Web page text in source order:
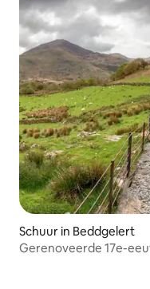
Schuur in Beddgelert
Gerenoveerde 17e-